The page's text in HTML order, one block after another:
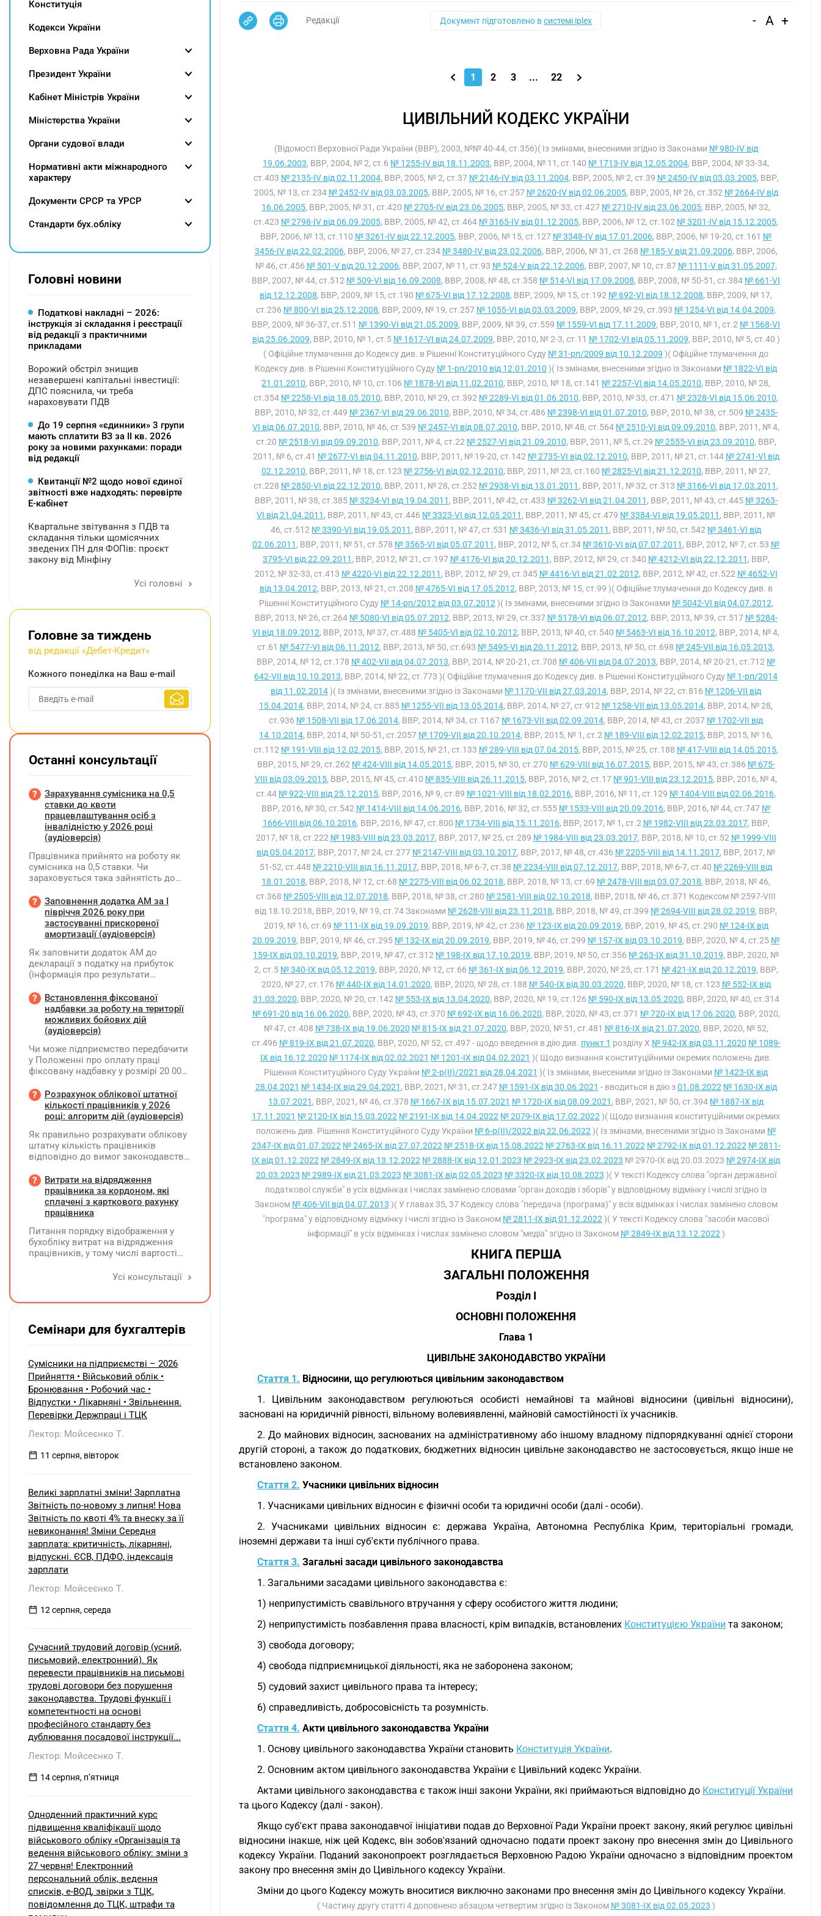
Редакції Документ підготовлено всистемі iplex - A +
1 2 3 ... 22
ЦИВІЛЬНИЙ КОДЕКС УКРАЇНИ
(Відомості Верховної Ради України (ВВР), 2003, №№ 40-44, ст.356)( Із змінами, внесеними згідно із Законами № 980-IV від
19.06.2003, ВВР, 2004, № 2, ст.6 № 1255-IV від 18.11.2003, ВВР, 2004, № 11, ст.140 № 1713-IV від 12.05.2004, ВВР, 2004, № 33-34,
ст.403 № 2135-IV від 02.11.2004, ВВР, 2005, № 2, ст.37 № 2146-IV від 03.11.2004, ВВР, 2005, № 2, ст.39 № 2450-IV від 03.03.2005, ВВР,
2005, № 13, ст.234 № 2452-IV від 03.03.2005, ВВР, 2005, № 16, ст.257 № 2620-IV від 02.06.2005, ВВР, 2005, № 26, ст.352 № 2664-IV від
16.06.2005, ВВР, 2005, № 31, ст.420 № 2705-IV від 23.06.2005, ВВР, 2005, № 33, ст.427 № 2710-IV від 23.06.2005, ВВР, 2005, № 32,
ст.423 № 2798-IV від 06.09.2005, ВВР, 2005, № 42, ст.464 № 3165-IV від 01.12.2005, ВВР, 2006, № 12, ст.102 № 3201-IV від 15.12.2005,
ВВР, 2006, № 13, ст.110 № 3261-IV від 22.12.2005, ВВР, 2006, № 15, ст.127 № 3348-IV від 17.01.2006, ВВР, 2006, № 19-20, ст.161 №
3456-IV від 22.02.2006, ВВР, 2006, № 27, ст.234 № 3480-IV від 23.02.2006, ВВР, 2006, № 31, ст.268 № 185-V від 21.09.2006, ВВР, 2006,
№ 46, ст.456 № 501-V від 20.12.2006, ВВР, 2007, № 11, ст.93 № 524-V від 22.12.2006, ВВР, 2007, № 10, ст.87 № 1111-V від 31.05.2007,
ВВР, 2007, № 44, ст.512 № 509-VI від 16.09.2008, ВВР, 2008, № 48, ст.358 № 514-VI від 17.09.2008, ВВР, 2008, № 50-51, ст.384 № 661-VI
від 12.12.2008, ВВР, 2009, № 15, ст.190 № 675-VI від 17.12.2008, ВВР, 2009, № 15, ст.192 № 692-VI від 18.12.2008, ВВР, 2009, № 17,
ст.236 № 800-VI від 25.12.2008, ВВР, 2009, № 19, ст.257 № 1055-VI від 03.03.2009, ВВР, 2009, № 29, ст.393 № 1254-VI від 14.04.2009,
ВВР, 2009, № 36-37, ст.511 № 1390-VI від 21.05.2009, ВВР, 2009, № 39, ст.559 № 1559-VI від 17.11.2009, ВВР, 2010, № 1, ст.2 № 1568-VI
від 25.06.2009, ВВР, 2010, № 1, ст.5 № 1617-VI від 24.07.2009, ВВР, 2010, № 2-3, ст.11 № 1702-VI від 05.11.2009, ВВР, 2010, № 5, ст.40 )
( Офіційне тлумачення до Кодексу див. в Рішенні Конституційного Суду № 31-рп/2009 від 10.12.2009 )( Офіційне тлумачення до
Кодексу див. в Рішенні Конституційного Суду № 1-рп/2010 від 12.01.2010 )( Із змінами, внесеними згідно із Законами № 1822-VI від
21.01.2010, ВВР, 2010, № 10, ст.106 № 1878-VI від 11.02.2010, ВВР, 2010, № 18, ст.141 № 2257-VI від 14.05.2010, ВВР, 2010, № 28,
ст.354 № 2258-VI від 18.05.2010, ВВР, 2010, № 29, ст.392 № 2289-VI від 01.06.2010, ВВР, 2010, № 33, ст.471 № 2328-VI від 15.06.2010,
ВВР, 2010, № 32, ст.449 № 2367-VI від 29.06.2010, ВВР, 2010, № 34, ст.486 № 2398-VI від 01.07.2010, ВВР, 2010, № 38, ст.509 № 2435-
VI від 06.07.2010, ВВР, 2010, № 46, ст.539 № 2457-VI від 08.07.2010, ВВР, 2010, № 48, ст.564 № 2510-VI від 09.09.2010, ВВР, 2011, № 4,
ст.20 № 2518-VI від 09.09.2010, ВВР, 2011, № 4, ст.22 № 2527-VI від 21.09.2010, ВВР, 2011, № 5, ст.29 № 2555-VI від 23.09.2010, ВВР,
2011, № 6, ст.41 № 2677-VI від 04.11.2010, ВВР, 2011, № 19-20, ст.142 № 2735-VI від 02.12.2010, ВВР, 2011, № 21, ст.144 № 2741-VI від
02.12.2010, ВВР, 2011, № 18, ст.123 № 2756-VI від 02.12.2010, ВВР, 2011, № 23, ст.160 № 2825-VI від 21.12.2010, ВВР, 2011, № 27,
ст.228 № 2850-VI від 22.12.2010, ВВР, 2011, № 28, ст.252 № 2938-VI від 13.01.2011 , ВВР, 2011, № 32, ст.313 № 3166-VI від 17.03.2011 ,
ВВР, 2011, № 38, ст.385 № 3234-VI від 19.04.2011 , ВВР, 2011, № 42, ст.433 № 3262-VI від 21.04.2011 , ВВР, 2011, № 43, ст.445 № 3263-
VI від 21.04.2011 , ВВР, 2011, № 43, ст.446 № 3323-VI від 12.05.2011 , ВВР, 2011, № 45, ст.479 № 3384-VI від 19.05.2011 , ВВР, 2011, №
46, ст.512 № 3390-VI від 19.05.2011 , ВВР, 2011, № 47, ст.531 № 3436-VI від 31.05.2011 , ВВР, 2011, № 50, ст.542 № 3461-VI від
02.06.2011 , ВВР, 2011, № 51, ст.578 № 3565-VI від 05.07.2011 , ВВР, 2012, № 5, ст.34 № 3610-VI від 07.07.2011 , ВВР, 2012, № 7, ст.53 №
3795-VI від 22.09.2011 , ВВР, 2012, № 21, ст.197 № 4176-VI від 20.12.2011 , ВВР, 2012, № 29, ст.340 № 4212-VI від 22.12.2011 , ВВР,
2012, № 32-33, ст.413 № 4220-VI від 22.12.2011 , ВВР, 2012, № 29, ст.345 № 4416-VI від 21.02.2012, ВВР, 2012, № 42, ст.522 № 4652-VI
від 13.04.2012, ВВР, 2013, № 21, ст.208 № 4765-VI від 17.05.2012, ВВР, 2013, № 15, ст.99 )( Офіційне тлумачення до Кодексу див. в
Рішенні Конституційного Суду № 14-рп/2012 від 03.07.2012 )( Із змінами, внесеними згідно із Законами № 5042-VI від 04.07.2012,
ВВР, 2013, № 26, ст.264 № 5080-VI від 05.07.2012, ВВР, 2013, № 29, ст.337 № 5178-VI від 06.07.2012, ВВР, 2013, № 39, ст.517 № 5284-
VI від 18.09.2012, ВВР, 2013, № 37, ст.488 № 5405-VI від 02.10.2012, ВВР, 2013, № 40, ст.540 № 5463-VI від 16.10.2012, ВВР, 2014, № 4,
ст.61 № 5477-VI від 06.11.2012, ВВР, 2013, № 50, ст.693 № 5495-VI від 20.11.2012, ВВР, 2013, № 50, ст.698 № 245-VII від 16.05.2013,
ВВР, 2014, № 12, ст.178 № 402-VII від 04.07.2013, ВВР, 2014, № 20-21, ст.708 № 406-VII від 04.07.2013, ВВР, 2014, № 20-21, ст.712 №
642-VII від 10.10.2013, ВВР, 2014, № 22, ст.773 )( Офіційне тлумачення до Кодексу див. в Рішенні Конституційного Суду № 1-рп/2014
від 11.02.2014)( Із змінами, внесеними згідно із Законами № 1170-VII від 27.03.2014, ВВР, 2014, № 22, ст.816 № 1206-VII від
15.04.2014, ВВР, 2014, № 24, ст.885 № 1255-VII від 13.05.2014, ВВР, 2014, № 27, ст.912 № 1258-VII від 13.05.2014, ВВР, 2014, № 28,
ст.936 № 1508-VII від 17.06.2014, ВВР, 2014, № 34, ст.1167 № 1673-VII від 02.09.2014, ВВР, 2014, № 43, ст.2037 № 1702-VII від
14.10.2014, ВВР, 2014, № 50-51, ст.2057 № 1709-VII від 20.10.2014, ВВР, 2015, № 1, ст.2 № 189-VIII від 12.02.2015, ВВР, 2015, № 16,
ст.112 № 191-VIII від 12.02.2015, ВВР, 2015, № 21, ст.133 № 289-VIII від 07.04.2015, ВВР, 2015, № 25, ст.188 № 417-VIII від 14.05.2015,
ВВР, 2015, № 29, ст.262 № 424-VIII від 14.05.2015, ВВР, 2015, № 30, ст.270 № 629-VIII від 16.07.2015, ВВР, 2015, № 43, ст.386 № 675-
VIII від 03.09.2015, ВВР, 2015, № 45, ст.410 № 835-VIII від 26.11.2015, ВВР, 2016, № 2, ст.17 № 901-VIII від 23.12.2015, ВВР, 2016, № 4,
ст.44 № 922-VIII від 25.12.2015, ВВР, 2016, № 9, ст.89 № 1021-VIII від 18.02.2016, ВВР, 2016, № 11, ст.129 № 1404-VIII від 02.06.2016,
ВВР, 2016, № 30, ст.542 № 1414-VIII від 14.06.2016, ВВР, 2016, № 32, ст.555 № 1533-VIII від 20.09.2016, ВВР, 2016, № 44, ст.747 №
1666-VIII від 06.10.2016, ВВР, 2016, № 47, ст.800 № 1734-VIII від 15.11.2016, ВВР, 2017, № 1, ст.2 № 1982-VIII від 23.03.2017, ВВР,
2017, № 18, ст.222 № 1983-VIII від 23.03.2017, ВВР, 2017, № 25, ст.289 № 1984-VIII від 23.03.2017, ВВР, 2018, № 10, ст.52 № 1999-VIII
від 05.04.2017, ВВР, 2017, № 24, ст.277 № 2147-VIII від 03.10.2017, ВВР, 2017, № 48, ст.436 № 2205-VIII від 14.11.2017, ВВР, 2017, №
51-52, ст.448 № 2210-VIII від 16.11.2017, ВВР, 2018, № 6-7, ст.38 № 2234-VIII від 07.12.2017, ВВР, 2018, № 6-7, ст.40 № 2269-VIII від
18.01.2018, ВВР, 2018, № 12, ст.68 № 2275-VIII від 06.02.2018, ВВР, 2018, № 13, ст.69 № 2478-VIII від 03.07.2018, ВВР, 2018, № 46,
ст.368 № 2505-VIII від 12.07.2018, ВВР, 2018, № 38, ст.280 № 2581-VIII від 02.10.2018, ВВР, 2018, № 46, ст.371 Кодексом № 2597-VIII
від 18.10.2018, ВВР, 2019, № 19, ст.74 Законами № 2628-VIII від 23.11.2018, ВВР, 2018, № 49, ст.399 № 2694-VIII від 28.02.2019, ВВР,
2019, № 16, ст.69 № 111-IX від 19.09.2019, ВВР, 2019, № 42, ст.236 № 123-IX від 20.09.2019, ВВР, 2019, № 45, ст.290 № 124-IX від
20.09.2019, ВВР, 2019, № 46, ст.295 № 132-IX від 20.09.2019, ВВР, 2019, № 46, ст.299 № 157-IX від 03.10.2019, ВВР, 2020, № 4, ст.25 №
159-IX від 03.10.2019, ВВР, 2019, № 47, ст.312 № 198-IX від 17.10.2019, ВВР, 2019, № 50, ст.356 № 263-IX від 31.10.2019, ВВР, 2020, №
2, ст.5 № 340-IX від 05.12.2019, ВВР, 2020, № 12, ст.66 № 361-IX від 06.12.2019, ВВР, 2020, № 25, ст.171 № 421-IX від 20.12.2019, ВВР,
2020, № 27, ст.176 № 440-IX від 14.01.2020, ВВР, 2020, № 28, ст.188 № 540-IX від 30.03.2020, ВВР, 2020, № 18, ст.123 № 552-IX від
31.03.2020, ВВР, 2020, № 20, ст.142 № 553-IX від 13.04.2020, ВВР, 2020, № 19, ст.126 № 590-IX від 13.05.2020, ВВР, 2020, № 40, ст.314
№ 691-20 від 16.06.2020, ВВР, 2020, № 43, ст.370 № 692-IX від 16.06.2020, ВВР, 2020, № 43, ст.371 № 720-IX від 17.06.2020, ВВР, 2020,
№ 47, ст.408 № 738-IX від 19.06.2020 № 815-IX від 21.07.2020, ВВР, 2020, № 51, ст.481 № 816-IX від 21.07.2020, ВВР, 2020, № 52,
ст.496 № 819-IX від 21.07.2020, ВВР, 2020, № 52, ст.497 - щодо введення в дію див. пункт 1 розділу X № 942-IX від 03.11.2020 № 1089-
IX від 16.12.2020 № 1174-IX від 02.02.2021 № 1201-IX від 04.02.2021 )( Щодо визнання конституційними окремих положень див.
Рішення Конституційного Суду України № 2-р(II)/2021 від 28.04.2021 )( Із змінами, внесеними згідно із Законами № 1423-IX від
28.04.2021 № 1434-IX від 29.04.2021 , ВВР, 2021, № 31, ст.247 № 1591-IX від 30.06.2021 - вводиться в дію з01.08.2022 № 1630-IX від
13.07.2021 , ВВР, 2021, № 46, ст.378 № 1667-IX від 15.07.2021 № 1720-IX від 08.09.2021 , ВВР, 2021, № 50, ст.394 № 1887-IX від
17.11.2021 № 2120-IX від 15.03.2022 № 2191-IX від 14.04.2022 № 2079-IX від 17.02.2022 )( Щодо визнання конституційними окремих
положень див. Рішення Конституційного Суду України № 6-р(II)/2022 від 22.06.2022 )( Із змінами, внесеними згідно із Законами №
2347-IX від 01.07.2022 № 2465-IX від 27.07.2022 № 2518-IX від 15.08.2022 № 2763-IX від 16.11.2022 № 2792-IX від 01.12.2022 № 2811-
IX від 01.12.2022 № 2849-IX від 13.12.2022 № 2888-IX від 12.01.2023 № 2923-IX від 23.02.2023 № 2970-IX від 20.03.2023 № 2974-IX від
20.03.2023 № 2989-IX від 21.03.2023 № 3081-IX від 02.05.2023 № 3320-IX від 10.08.2023 )( У тексті Кодексу слова "орган державної
податкової служби" в усіх відмінках і числах замінено словами "орган доходів і зборів" у відповідному відмінку і числі згідно із
Законом № 406-VII від 04.07.2013 )( У главах 35, 37 Кодексу слова "передача (програма)" у всіх відмінках і числах замінено словом
"програма" у відповідному відмінку і числі згідно із Законом № 2811-IX від 01.12.2022 )( У тексті Кодексу слова "засоби масової
інформації" в усіх відмінках і числах замінено словом "медіа" згідно із Законом № 2849-IX від 13.12.2022 )
КНИГА ПЕРША
ЗАГАЛЬНІ ПОЛОЖЕННЯ
Розділ I
ОСНОВНІ ПОЛОЖЕННЯ
Глава 1
ЦИВІЛЬНЕ ЗАКОНОДАВСТВО УКРАЇНИ
Стаття 1. Відносини, що регулюються цивільним законодавством
1. Цивільним законодавством регулюються особисті немайнові та майнові відносини (цивільні відносини),
засновані на юридичній рівності, вільному волевиявленні, майновій самостійності їх учасників.
2. До майнових відносин, заснованих на адміністративному або іншому владному підпорядкуванні однієї сторони
другій стороні, а також до податкових, бюджетних відносин цивільне законодавство не застосовується, якщо інше не
встановлено законом.
Стаття 2. Учасники цивільних відносин
1. Учасниками цивільних відносин є фізичні особи та юридичні особи (далі - особи).
2. Учасниками цивільних відносин є: держава Україна, Автономна Республіка Крим, територіальні громади,
іноземні держави та інші суб'єкти публічного права.
Стаття 3. Загальні засади цивільного законодавства
1. Загальними засадами цивільного законодавства є:
1) неприпустимість свавільного втручання у сферу особистого життя людини;
2) неприпустимість позбавлення права власності, крім випадків, встановлених Конституцією України та законом;
3) свобода договору;
4) свобода підприємницької діяльності, яка не заборонена законом;
5) судовий захист цивільного права та інтересу;
6) справедливість, добросовісність та розумність.
Стаття 4. Акти цивільного законодавства України
1. Основу цивільного законодавства України становить Конституція України.
2. Основним актом цивільного законодавства України є Цивільний кодекс України.
Актами цивільного законодавства є також інші закони України, які приймаються відповідно до Конституції України
та цього Кодексу (далі - закон).
Якщо суб'єкт права законодавчої ініціативи подав до Верховної Ради України проект закону, який регулює цивільні
відносини інакше, ніж цей Кодекс, він зобов'язаний одночасно подати проект закону про внесення змін до Цивільного
кодексу України. Поданий законопроект розглядається Верховною Радою України одночасно з відповідним проектом
закону про внесення змін до Цивільного кодексу України.
Зміни до цього Кодексу можуть вноситися виключно законами про внесення змін до Цивільного кодексу України.
( Частину другу статті 4 доповнено абзацом четвертим згідно із Законом № 3081-IX від 02.05.2023 )
Конституція
Кодекси України
Верховна Рада України
Президент України
Кабінет Міністрів України
Міністерства України
Органи судової влади
Нормативні акти міжнародного
характеру
Документи СРСР та УРСР
Cтандарти бух.обліку
Головні новини
Податкові накладні – 2026:
інструкція зі складання і реєстрації
від редакції з практичними
прикладами
Ворожий обстріл знищив
незавершені капітальні інвестиції:
ДПС пояснила, чи треба
нараховувати ПДВ
До 19 серпня «єдинники» 3 групи
мають сплатити ВЗ за ІІ кв. 2026
року за новими рахунками: поради
від редакції
Квитанції №2 щодо нової єдиної
звітності вже надходять: перевірте
Е-кабінет
Квартальне звітування з ПДВ та
складання тільки щомісячних
зведених ПН для ФОПів: проєкт
закону від Мінфіну
Усі головні
Головне за тиждень
від редакції «Дебет-Кредит»
Кожного понеділка на Ваш e-mail
Останні консультації
Зарахування сумісника на 0,5
ставки до квоти
працевлаштування осіб з
інвалідністю у 2026 році
(аудіоверсія)
Працівника прийнято на роботу як
сумісника на 0,5 ставки. Чи
зараховується така зайнятість до
осіб з інвалідністю відповідно до
вимог законодавства?
Заповнення додатка АМ за І
півріччя 2026 року при
застосуванні прискореної
амортизації (аудіоверсія)
Як заповнити додаток АМ до
декларації з податку на прибуток
(інформація про результати
Чи потрібно для цього брати дані
станом на 01.01.2026 р.? Якщо до
окремих верстатів групи 4
застосовується прискорена
вартість усіх таких верстатів на
початок і кінець звітного періоду?
При цьому щодо частини верстатів
прискореної амортизації прийнято з
01.01.2025 р., а щодо інших — з
01.01.2026 р.
Встановлення фіксованої
надбавки за роботу на території
можливих бойових дій
(аудіоверсія)
Чи може підприємство передбачити
у Положенні про оплату праці
фіксовану надбавку у розмірі 20 000
бойових дій, якщо для окремих
посад вона перевищуватиме 50%
посадового окладу?
Розрахунок облікової штатної
кількості працівників у 2026
році: алгоритм дій (аудіоверсія)
Як правильно розрахувати облікову
штатну кількість працівників
відповідно до вимог законодавства
Витрати на відрядження
працівника за кордоном, які
сплачені з карткового рахунку
працівника
Питання порядку відображення у
бухобліку витрат на відрядження
працівників, у тому числі вартості
карткового рахунку працівника та
Усі консультації
Семінари для бухгалтерів
Сумісники на підприємстві – 2026
Прийняття • Військовий облік •
Бронювання • Робочий час •
Відпустки • Лікарняні • Звільнення.
Перевірки Держпраці і ТЦК
Лектор: Мойсеєнко Т.
11 серпня, вівторок
Великі зарплатні зміни! Зарплатна
Звітність по-новому з липня! Нова
Звітність по квоті 4% та внеску за її
невиконання! Зміни Середня
зарплата: критичність, лікарняні,
відпускні. ЄСВ, ПДФО, індексація
зарплати
Лектор: Мойсеєнко Т.
12 серпня, середа
Сучасний трудовий договір (усний,
письмовий, електронний). Як
перевести працівників на письмові
трудові договори без порушення
законодавства. Трудові функції і
компетентності на основі
професійного стандарту без
дублювання посадової інструкції...
Лектор: Мойсеєнко Т.
14 серпня, пʼятниця
Одноденний практичний курс
підвищення кваліфікації щодо
військового обліку «Організація та
ведення військового обліку: зміни з
27 червня! Електронний
персональний облік, ведення
списків, е-ВОД, звірки з ТЦК,
повідомлення до ТЦК, штрафи та